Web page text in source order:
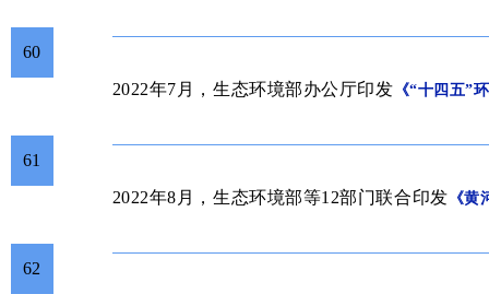
60
2022年7月，生态环境部办公厅印发 《“十四五”
61
2022年8月，生态环境部等12部门联合印发 《
62